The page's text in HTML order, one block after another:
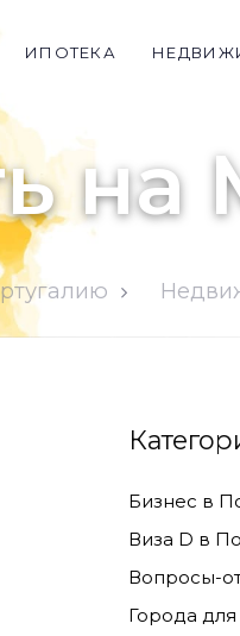
ИПОТЕКА
на
Бизнес в
Виза D в
Вопросы-
Города